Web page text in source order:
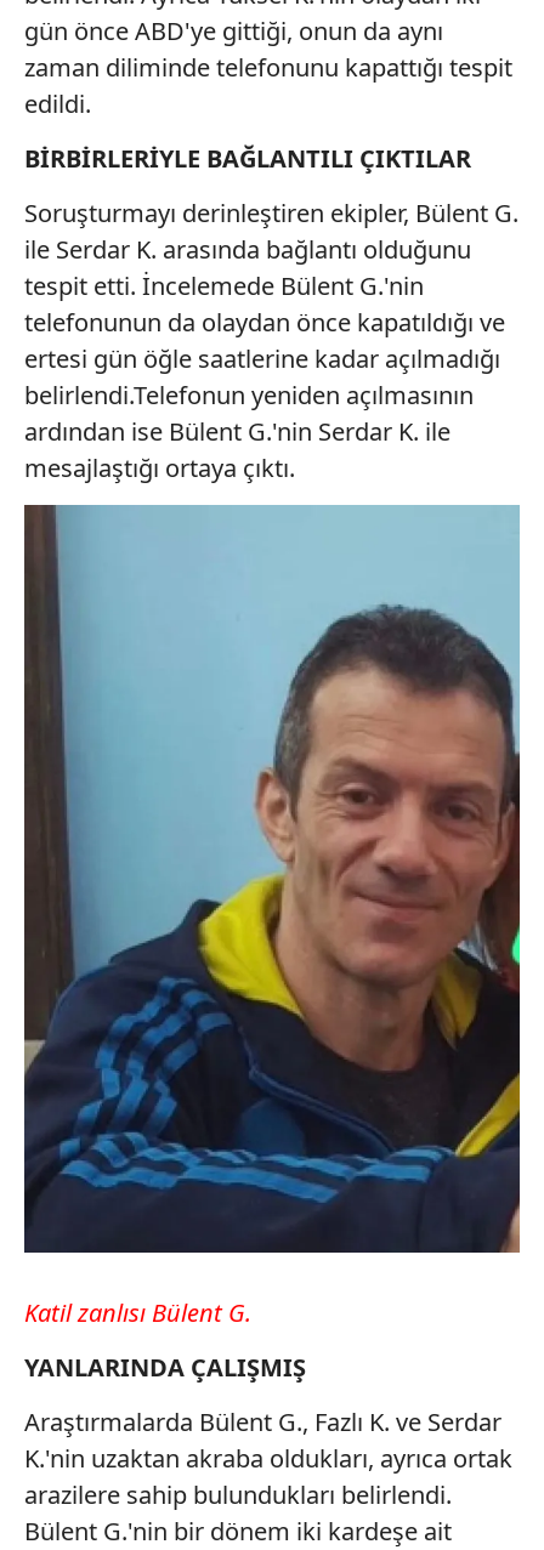
gün önce ABD'ye gittiği, onun da aynı
zaman diliminde telefonunu kapattığı tespit
edildi.
BİRBİRLERİYLE BAĞLANTILI ÇIKTILAR
Soruşturmayı derinleştiren ekipler, Bülent G.
ile Serdar K. arasında bağlantı olduğunu
tespit etti. İncelemede Bülent G.'nin
telefonunun da olaydan önce kapatıldığı ve
ertesi gün öğle saatlerine kadar açılmadığı
belirlendi.Telefonun yeniden açılmasının
ardından ise Bülent G.'nin Serdar K. ile
mesajlaştığı ortaya çıktı.
Katil zanlısı Bülent G.
YANLARINDA ÇALIŞMIŞ
Araştırmalarda Bülent G., Fazlı K. ve Serdar
K.'nin uzaktan akraba oldukları, ayrıca ortak
arazilere sahip bulundukları belirlendi.
Bülent G.'nin bir dönem iki kardeşe ait